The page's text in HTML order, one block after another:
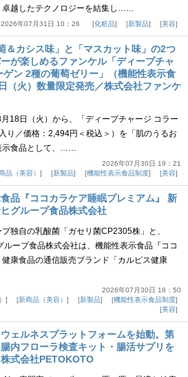
卓越したテクノロジーを結集し……
2026年07月31日 10：26 化粧品 新製品 美容
＆カシス味」と「マスカット味」の2つ
が楽しめるファンケル「ディープチャ
ゲン 2種の葡萄ゼリー」（機能性表示食
（火）数量限定発売／株式会社ファンケ
18日（火）から、「ディープチャージ コラー
り／価格：2,494円＜税込＞）を「肌のうるお
示食品として、……
2026年07月30日 19：21
品（美容） 新製品 機能性表示食品制度 美容
品『ココカラケア睡眠プレミアム』 新
グループ食品株式会社
独自の乳酸菌「ガセリ菌CP2305株」と、
ループ食品株式会社は、機能性表示食品『ココ
康食品の通信販売ブランド「カルピス健康
2026年07月30日 18：50
新商品（美容） 新製品
機能性表示食品制度
美容
ェルネスプラットフォームを始動。第
内フローラ検査キット・腸活サプリを
式会社PETOKOTO